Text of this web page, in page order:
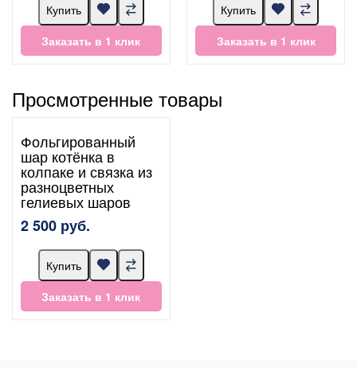
Купить
Заказать в 1 клик
Купить
Заказать в 1 клик
Просмотренные товары
Фольгированный
шар котёнка в
колпаке и связка из
разноцветных
гелиевых шаров
2 500 руб.
Купить
Заказать в 1 клик